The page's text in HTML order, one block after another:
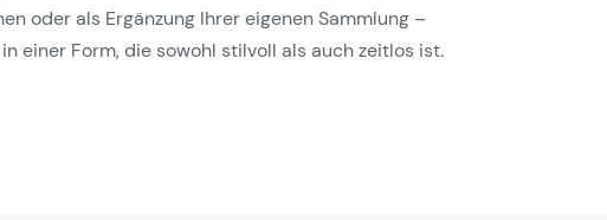
oder als Ergänzung Ihrer eigenen Sammlung –
einer Form, die sowohl stilvoll als auch zeitlos ist.